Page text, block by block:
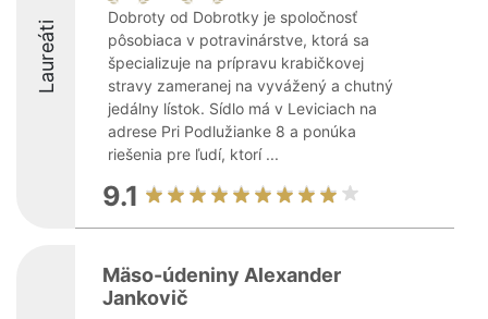
Laureáti
Dobroty od Dobrotky je spoločnosť
pôsobiaca v potravinárstve, ktorá sa
špecializuje na prípravu krabičkovej
stravy zameranej na vyvážený a chutný
jedálny lístok. Sídlo má v Leviciach na
adrese Pri Podlužianke 8 a ponúka
riešenia pre ľudí, ktorí ...
9.1
Mäso-údeniny Alexander
Jankovič